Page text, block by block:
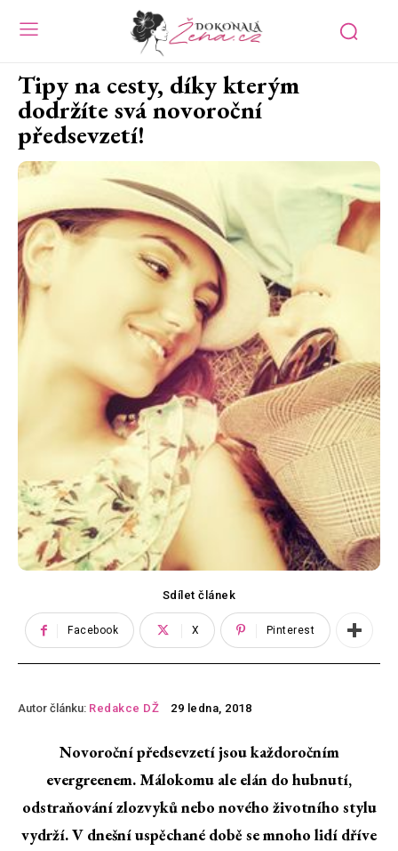
Tipy na cesty, díky kterým
dodržíte svá novoroční
předsevzetí!
Sdílet článek
Facebook X Pinterest
Autor článku: Redakce DŽ 29 ledna, 2018
Novoroční předsevzetí jsou každoročním
evergreenem. Málokomu ale elán do hubnutí,
odstraňování zlozvyků nebo nového životního stylu
vydrží. V dnešní uspěchané době se mnoho lidí dříve